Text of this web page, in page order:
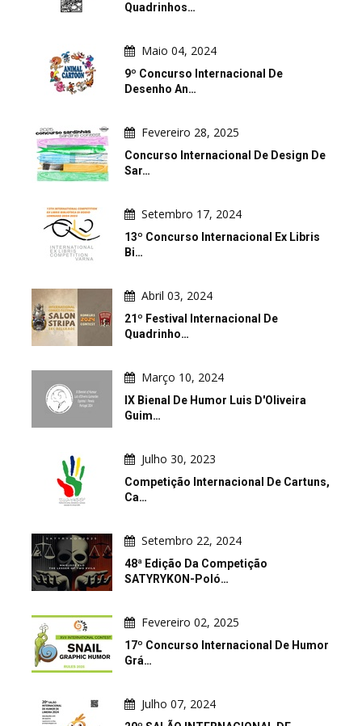
Quadrinhos…
Maio 04, 2024
9º Concurso Internacional De
Desenho An…
Fevereiro 28, 2025
Concurso Internacional De Design De
Sar…
Setembro 17, 2024
13º Concurso Internacional Ex Libris
Bi…
Abril 03, 2024
21º Festival Internacional De
Quadrinho…
Março 10, 2024
IX Bienal De Humor Luis D'Oliveira
Guim…
Julho 30, 2023
Competição Internacional De Cartuns,
Ca…
Setembro 22, 2024
48ª Edição Da Competição
SATYRYKON-Poló…
Fevereiro 02, 2025
17º Concurso Internacional De Humor
Grá…
Julho 07, 2024